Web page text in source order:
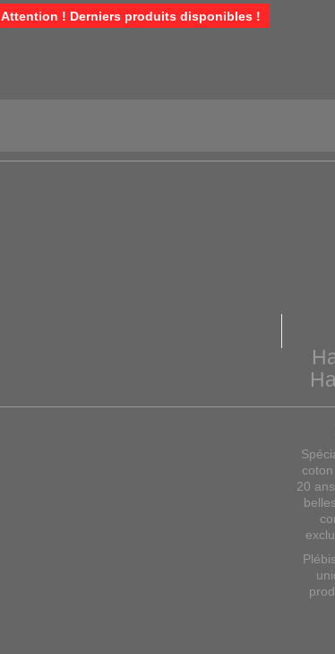
Attention ! Derniers produits disponibles !
20